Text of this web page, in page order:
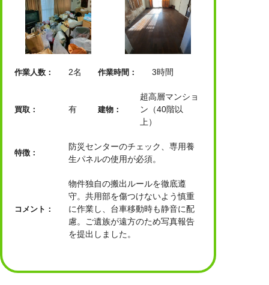
作業人数： 2名 作業時間： 3時間
買取： 有 建物：
超高層マンショ
ン（40階以
上）
特徴：
防災センターのチェック、専用養
生パネルの使用が必須。
コメント：
物件独自の搬出ルールを徹底遵
守。共用部を傷つけないよう慎重
に作業し、台車移動時も静音に配
慮。ご遺族が遠方のため写真報告
を提出しました。